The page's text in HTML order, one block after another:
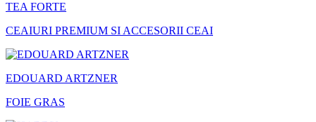
TEA FORTE
CEAIURI PREMIUM SI ACCESORII CEAI
EDOUARD ARTZNER
FOIE GRAS